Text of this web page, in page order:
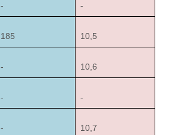
- -
185 10,5
- 10,6
- -
- 10,7